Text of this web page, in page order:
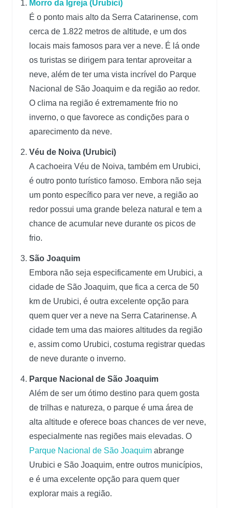
Morro da Igreja (Urubici)
É o ponto mais alto da Serra Catarinense, com
cerca de 1.822 metros de altitude, e um dos
locais mais famosos para ver a neve. É lá onde
os turistas se dirigem para tentar aproveitar a
neve, além de ter uma vista incrível do Parque
Nacional de São Joaquim e da região ao redor.
O clima na região é extremamente frio no
inverno, o que favorece as condições para o
aparecimento da neve.
Véu de Noiva (Urubici)
A cachoeira Véu de Noiva, também em Urubici,
é outro ponto turístico famoso. Embora não seja
um ponto específico para ver neve, a região ao
redor possui uma grande beleza natural e tem a
chance de acumular neve durante os picos de
frio.
São Joaquim
Embora não seja especificamente em Urubici, a
cidade de São Joaquim, que fica a cerca de 50
km de Urubici, é outra excelente opção para
quem quer ver a neve na Serra Catarinense. A
cidade tem uma das maiores altitudes da região
e, assim como Urubici, costuma registrar quedas
de neve durante o inverno.
Parque Nacional de São Joaquim
Além de ser um ótimo destino para quem gosta
de trilhas e natureza, o parque é uma área de
alta altitude e oferece boas chances de ver neve,
especialmente nas regiões mais elevadas. O
Parque Nacional de São Joaquim abrange
Urubici e São Joaquim, entre outros municípios,
e é uma excelente opção para quem quer
explorar mais a região.